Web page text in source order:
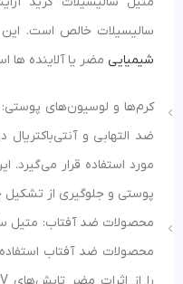
سالیسیلات خالص است. این
شیمیایی مضر یا آلاینده ها
کرم‌ها و لوسیون‌های
ضد التهابی و
مورد استفاده قرار می‌گیرد.
پوستی و جلوگیری از
محصولات ضد آفتاب: متیل
محصولات ضد آفتاب